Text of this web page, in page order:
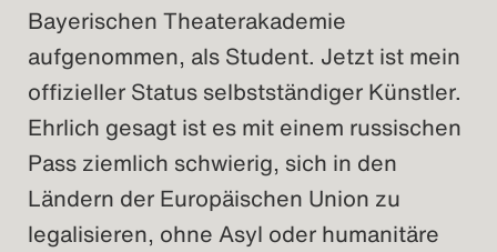
Bayerischen Theaterakademie
aufgenommen, als Student. Jetzt ist mein
offizieller Status selbstständiger Künstler.
Ehrlich gesagt ist es mit einem russischen
Pass ziemlich schwierig, sich in den
Ländern der Europäischen Union zu
legalisieren, ohne Asyl oder humanitäre